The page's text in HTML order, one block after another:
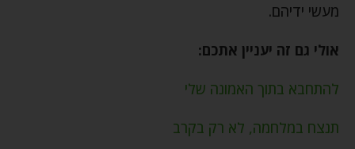
מעשי ידיהם.
אולי גם זה יעניין אתכם:
להתחבא בתוך האמונה שלי
תנצח במלחמה, לא רק בקרב